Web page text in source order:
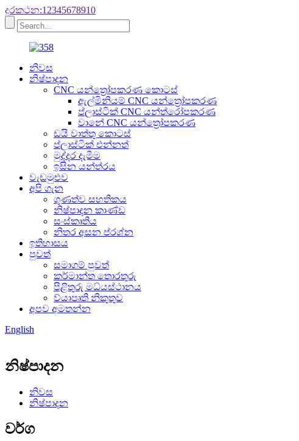
දුරකථන:12345678910
නිවස
නිෂ්පාදන
CNC යන්ත්‍රෝපකරණ කොටස්
ඇල්මිනියම් CNC යන්ත්‍රෝපකරණ
ප්ලාස්ටික් CNC යන්ත්රෝපකරණ
වානේ CNC යන්ත්‍රෝපකරණ
ඩයි වාත්තු කොටස්
ප්ලාස්ටික් එන්නත්
මුද්දර දැමීම
ඉසින යන්ත්රය
වැඩමුළුව
අපි ගැන
ගුණත්ව සහතිකය
නිෂ්පාදන කාණ්ඩ
සංස්කෘතිය
නිතර අසන ප්රශ්න
ඉතිහාසය
පුවත්
සමාගම් පුවත්
කර්මාන්ත තොරතුරු
පිළිතුරු මධ්යස්ථානය
ව්යාපෘති නිකුතුව
අපව අමතන්න
English
නිෂ්පාදන
නිවස
නිෂ්පාදන
වර්ග